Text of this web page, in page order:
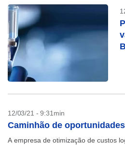
12/03/21 - 9:31min
Caminhão de oportunidades
A empresa de otimização de custos